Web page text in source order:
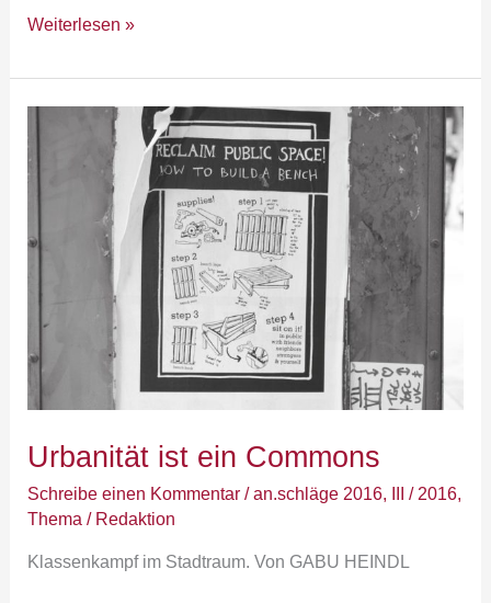
Weiterlesen »
Urbanität ist ein Commons
Schreibe einen Kommentar /an.schläge 2016, III / 2016,
Thema / Redaktion
Klassenkampf im Stadtraum. Von GABU HEINDL
ist
ein